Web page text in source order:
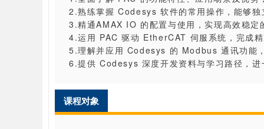
2.熟练掌握 Codesys 软件的常用操作，能够独
3.精通AMAX IO 的配置与使用，实现高效稳定
4.运用 PAC 驱动 EtherCAT 伺服系统，完成
5.理解并应用 Codesys 的 Modbus 通讯功能
6.提供 Codesys 深度开发资料与学习路径，进
课程对象